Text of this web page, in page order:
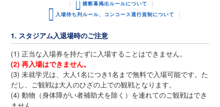
横断幕掲出ルールについて
入場待ち列ルール、コンコース通行規制について
1. スタジアム入退場時のご注意
(1) 正当な入場券を持たずに入場することはできません。
(2) 再入場はできません。
(3) 未就学児は、大人1名につき1名まで無料で入場可能です。た
だし、ご観戦は大人のひざの上での観戦となります。
(4) 動物（身体障がい者補助犬を除く）を連れてのご観戦はでき
ません。